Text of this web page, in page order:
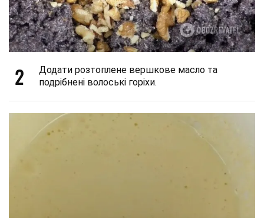
2
Додати розтоплене вершкове масло та
подрібнені волоські горіхи.